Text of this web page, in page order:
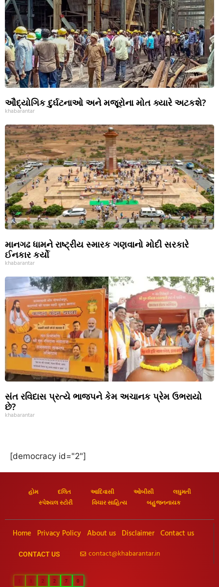
ઔદ્યોગિક દુર્ઘટનાઓ અને મજૂરોના મોત ક્યારે અટકશે?
khabarantar
માનગઢ ધામને રાષ્ટ્રીય સ્મારક ગણવાનો મોદી સરકારે
ઈનકાર કર્યો
khabarantar
સંત રવિદાસ પ્રત્યે ભાજપને કેમ અચાનક પ્રેમ ઉભરાયો
છે?
khabarantar
[democracy id="2"]
હોમ દલિત આદિવાસી ઓબીસી
લઘુમતી
સ્પેશ્યલ સ્ટોરી
વિચાર સાહિત્ય બહુજનનાયક
Home Privacy Policy About us Disclaimer Contact us
CONTACT US contact@khabarantar.in
1 2 2 7 0